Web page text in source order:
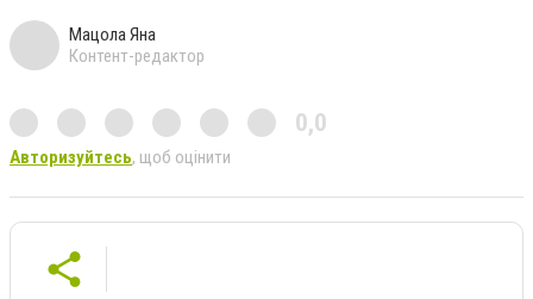
Мацола Яна
Контент-редактор
0,0
Авторизуйтесь, щоб оцінити